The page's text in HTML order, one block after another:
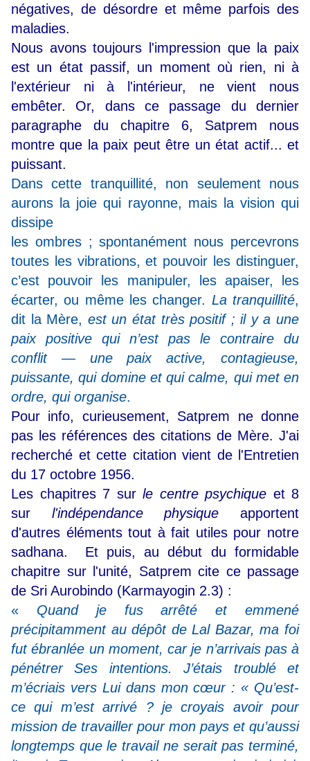
négatives, de désordre et même parfois des
maladies.
Nous avons toujours l'impression que la paix
est un état passif, un moment où rien, ni à
l'extérieur ni à l'intérieur, ne vient nous
embêter. Or, dans ce passage du dernier
paragraphe du chapitre 6, Satprem nous
montre que la paix peut être un état actif... et
puissant.
Dans cette tranquillité, non seulement nous
aurons la joie qui rayonne, mais la vision qui
dissipe
les ombres ; spontanément nous percevrons
toutes les vibrations, et pouvoir les distinguer,
c’est pouvoir les manipuler, les apaiser, les
écarter, ou même les changer. La tranquillité,
dit la Mère, est un état très positif ; il y a une
paix positive qui n’est pas le contraire du
conflit — une paix active, contagieuse,
puissante, qui domine et qui calme, qui met en
ordre, qui organise.
Pour info, curieusement, Satprem ne donne
pas les références des citations de Mère. J'ai
recherché et cette citation vient de l'Entretien
du 17 octobre 1956.
Les chapitres 7 sur le centre psychique et 8
sur l'indépendance physique apportent
d'autres éléments tout à fait utiles pour notre
sadhana. Et puis, au début du formidable
chapitre sur l'unité, Satprem cite ce passage
de Sri Aurobindo (Karmayogin 2.3) :
« Quand je fus arrêté et emmené
précipitamment au dépôt de Lal Bazar, ma foi
fut ébranlée un moment, car je n’arrivais pas à
pénétrer Ses intentions. J’étais troublé et
m’écriais vers Lui dans mon cœur : « Qu’est-
ce qui m’est arrivé ? je croyais avoir pour
mission de travailler pour mon pays et qu’aussi
longtemps que le travail ne serait pas terminé,